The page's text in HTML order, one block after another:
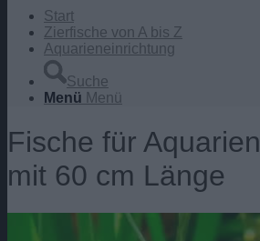
Start
Zierfische von A bis Z
Aquarieneinrichtung
Suche
Menü Menü
Fische für Aquarien
mit 60 cm Länge